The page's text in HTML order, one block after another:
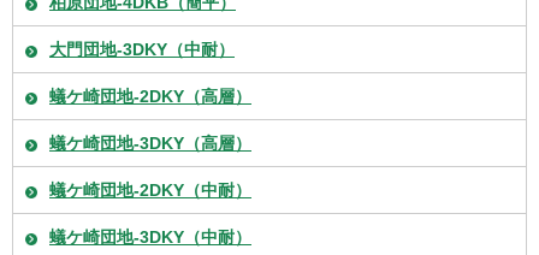
大門団地-3DKY（中耐）
蟻ケ崎団地-2DKY（高層）
蟻ケ崎団地-3DKY（高層）
蟻ケ崎団地-2DKY（中耐）
蟻ケ崎団地-3DKY（中耐）